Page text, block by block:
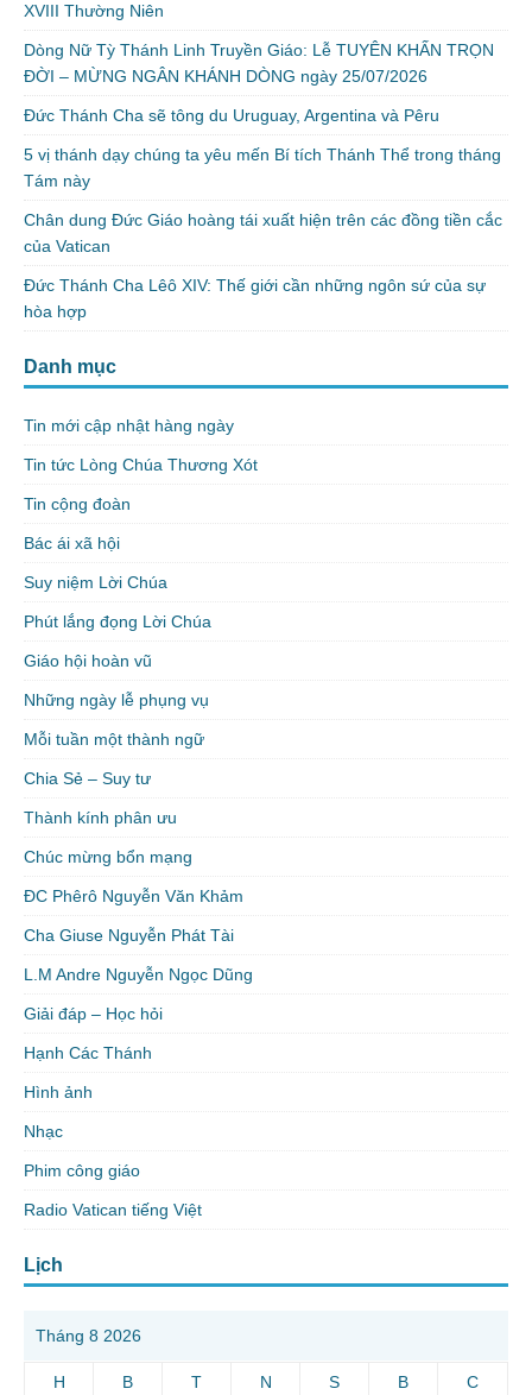
XVIII Thường Niên
Dòng Nữ Tỳ Thánh Linh Truyền Giáo: Lễ TUYÊN KHẤN TRỌN
ĐỜI – MỪNG NGÂN KHÁNH DÒNG ngày 25/07/2026
Đức Thánh Cha sẽ tông du Uruguay, Argentina và Pêru
5 vị thánh dạy chúng ta yêu mến Bí tích Thánh Thể trong tháng
Tám này
Chân dung Đức Giáo hoàng tái xuất hiện trên các đồng tiền cắc
của Vatican
Đức Thánh Cha Lêô XIV: Thế giới cần những ngôn sứ của sự
hòa hợp
Danh mục
Tin mới cập nhật hàng ngày
Tin tức Lòng Chúa Thương Xót
Tin cộng đoàn
Bác ái xã hội
Suy niệm Lời Chúa
Phút lắng đọng Lời Chúa
Giáo hội hoàn vũ
Những ngày lễ phụng vụ
Mỗi tuần một thành ngữ
Chia Sẻ – Suy tư
Thành kính phân ưu
Chúc mừng bổn mạng
ĐC Phêrô Nguyễn Văn Khảm
Cha Giuse Nguyễn Phát Tài
L.M Andre Nguyễn Ngọc Dũng
Giải đáp – Học hỏi
Hạnh Các Thánh
Hình ảnh
Nhạc
Phim công giáo
Radio Vatican tiếng Việt
Lịch
Tháng 8 2026
H B T N S B C